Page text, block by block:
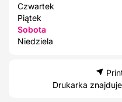
Czwartek
Piątek
Sobota
Niedziela
Drukarka